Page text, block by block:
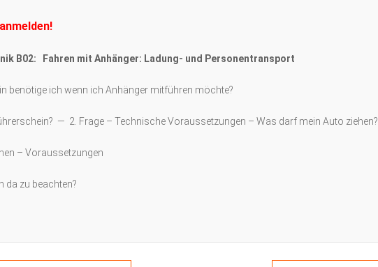
B02: Fahren mit Anhänger: Ladung- und Personentransport
benötige ich wenn ich Anhänger mitführen möchte?
— 2. Frage – Technische Voraussetzungen – Was darf mein Auto ziehen?
– Voraussetzungen
da zu beachten?